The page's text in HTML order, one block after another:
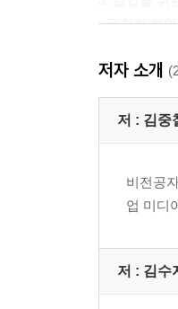
- 원활한 협
PART 02 기
- 인하우스
- 이유와 기
2. 협업을 위
저자 소개
저 : 김중
비전공
업 미디
저 : 김수